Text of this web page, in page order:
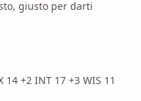
giusto per darti
14 +2 INT 17 +3 WIS 11